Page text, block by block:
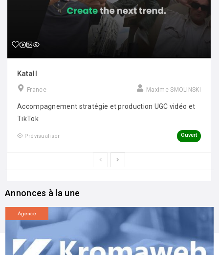
Katall
France Maxime SMOLINSKI
Accompagnement stratégie et production UGC vidéo et
TikTok
Prévisualiser Ouvert
Annonces à la une
Agence